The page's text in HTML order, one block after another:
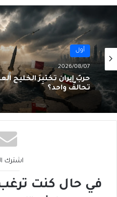
أول
2026/08/07
حربُ إيران تَختَبِرُ الخليج
أول
2026/08/06
مُبادرةُ ترامب في ليبيا…
للانقسام؟
اشترك
في حال كنت